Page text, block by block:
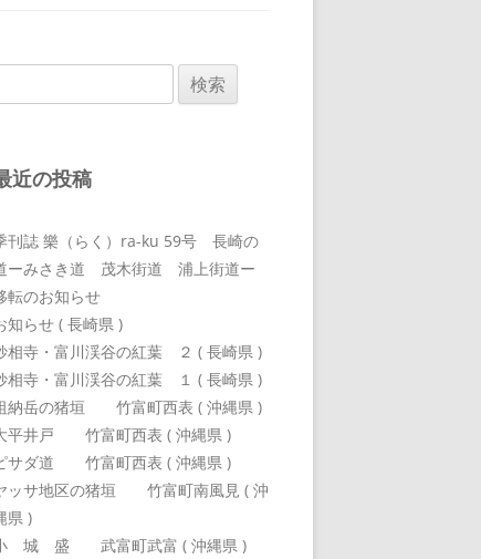
:
近の投稿
刊誌 樂（らく）ra-ku 59号 長崎の
ーみさき道 茂木街道 浦上街道ー
転のお知らせ
知らせ ( 長崎県 )
相寺・富川渓谷の紅葉 ２ ( 長崎県 )
相寺・富川渓谷の紅葉 １ ( 長崎県 )
納岳の猪垣 竹富町西表 ( 沖縄県 )
平井戸 竹富町西表 ( 沖縄県 )
サダ道 竹富町西表 ( 沖縄県 )
ッサ地区の猪垣 竹富町南風見 ( 沖
県 )
城 盛 武富町武富 ( 沖縄県 )